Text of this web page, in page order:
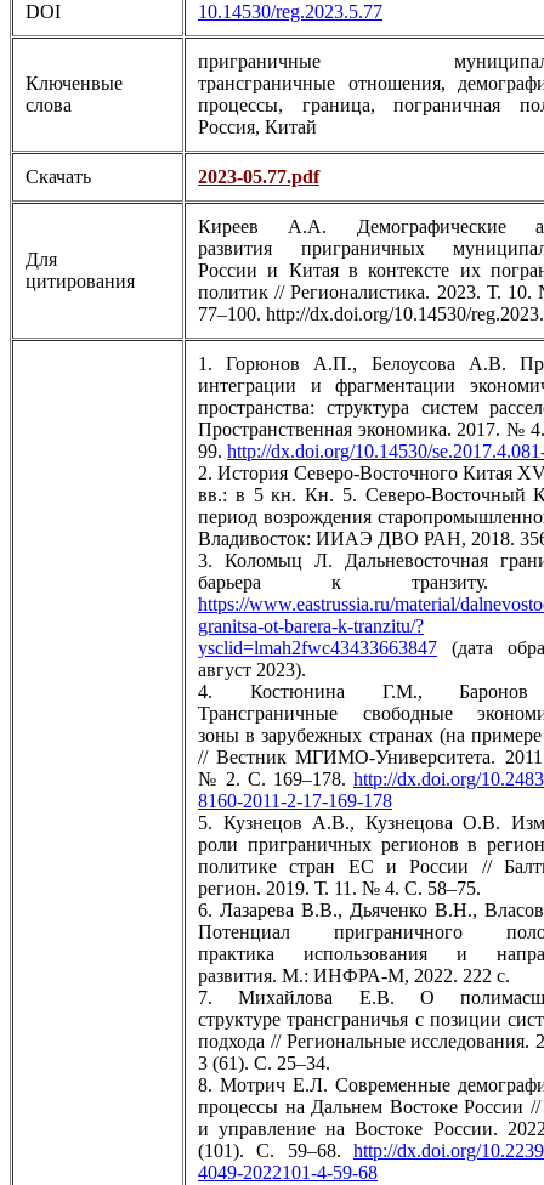
DOI 10.14530/reg.2023.5.77
Ключенвые
слова
приграничные
трансграничные отношения,
процессы, граница, пограничная
Россия, Китай
Скачать 2023-05.77.pdf
Для
цитирования
Киреев А.А. Демографические
развития приграничных
России и Китая в контексте их
политик // Регионалистика. 2023. Т.
77–100. http://dx.doi.org/10.14530/
1. Горюнов А.П., Белоусова А.В.
интеграции и фрагментации
пространства: структура систем
Пространственная экономика. 2017. №
99. http://dx.doi.org/10.14530/
2. История Северо-Восточного Китая
вв.: в 5 кн. Кн. 5. Северо-Восточный
период возрождения
Владивосток: ИИАЭ ДВО РАН, 2018.
3. Коломыц Л. Дальневосточная
барьера к транзиту.
https://www.eastrussia.ru/material/
granitsa-ot-barera-k-tranzitu/?
ysclid=lmah2fwc43433663847 (дата
август 2023).
4. Костюнина Г.М.,
Трансграничные свободные
зоны в зарубежных странах (на
// Вестник МГИМО-Университета.
№ 2. С. 169–178. http://dx.doi.org/
8160-2011-2-17-169-178
5. Кузнецов А.В., Кузнецова О.В.
роли приграничных регионов в
политике стран ЕС и России //
регион. 2019. Т. 11. № 4. С. 58–75.
6. Лазарева В.В., Дьяченко В.Н.,
Потенциал приграничного
практика использования и
развития. М.: ИНФРА-М, 2022. 222 с.
7. Михайлова Е.В. О
структуре трансграничья с позиции
подхода // Региональные исследования.
3 (61). С. 25–34.
8. Мотрич Е.Л. Современные
процессы на Дальнем Востоке России //
и управление на Востоке России.
(101). С. 59–68. http://dx.doi.org/
4049-2022101-4-59-68